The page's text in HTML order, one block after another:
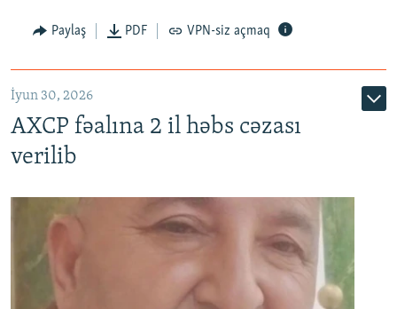
Paylaş PDF VPN-siz açmaq
İyun 30, 2026
AXCP fəalına 2 il həbs cəzası
verilib